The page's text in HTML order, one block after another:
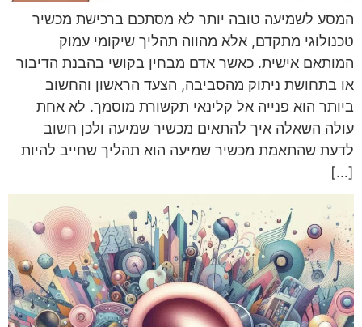
המסע לשמיעה טובה יותר לא מסתכם ברכישת מכשיר
טכנולוגי מתקדם, אלא מהווה תהליך שיקומי עמוק
המותאם אישית. כאשר אדם מבחין בקושי בהבנת הדיבור
או בתחושת ניתוק מהסביבה, הצעד הראשון והחשוב
ביותר הוא פנייה אל קלינאי תקשורת מוסמך. לא אחת
עולה השאלה איך להתאים מכשיר שמיעה ולכן חשוב
לדעת שהתאמת מכשיר שמיעה הוא תהליך שחייב להיות
[…]